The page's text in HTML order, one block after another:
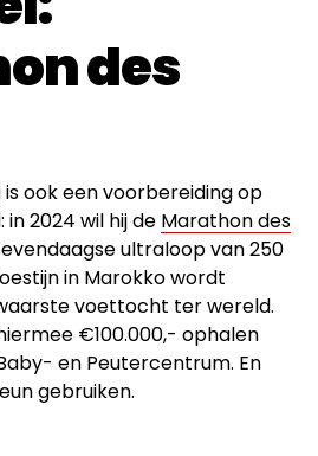
des
ook een voorbereiding op
2024 wil hij de Marathon des
ultraloop van 250
in Marokko wordt
voettocht ter wereld.
€100.000,- ophalen
en Peutercentrum. En
gebruiken.